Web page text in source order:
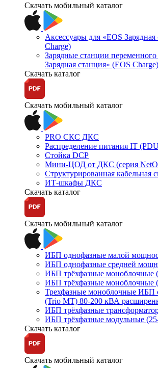
Скачать мобильный каталог
Аксессуары для «EOS
Charge)
Зарядные станции
Зарядная станция» (EOS Charge)
Скачать каталог
Скачать мобильный каталог
PRO СКС ДКС
Распределение питания IT
Стойка DCP
Мини-ЦОД от ДКС (серия
Структурированная кабельная
ИТ-шкафы ДКС
Скачать каталог
Скачать мобильный каталог
ИБП однофазные малой
ИБП однофазные средней
ИБП трёхфазные моноблочные
ИБП трёхфазные моноблочные
Трехфазные моноблочные
(Trio MT) 80-200 кВА
ИБП трёхфазные
ИБП трёхфазные модульные
Скачать каталог
Скачать мобильный каталог